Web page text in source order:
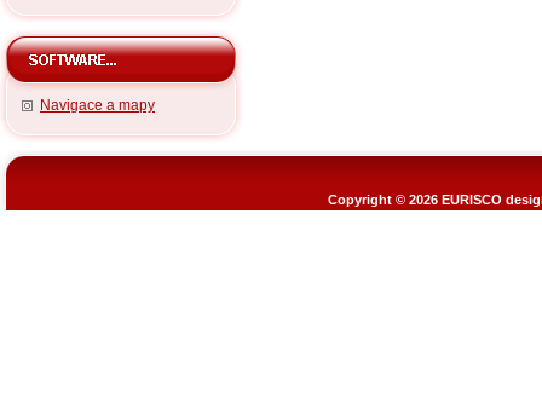
Navigace a mapy
Copyright © 2026 EURISCO